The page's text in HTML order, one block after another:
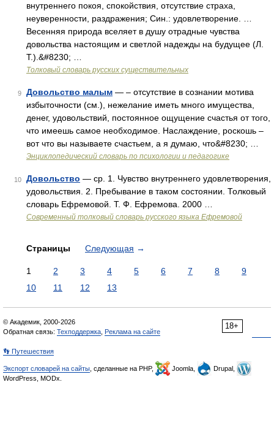
внутреннего покоя, спокойствия, отсутствие страха,
неуверенности, раздражения; Син.: удовлетворение. …
Весенняя природа вселяет в душу отрадные чувства
довольства настоящим и светлой надежды на будущее (Л.
Т.).&#8230; …
Толковый словарь русских существительных
9 Довольство малым — – отсутствие в сознании мотива
избыточности (см.), нежелание иметь много имущества,
денег, удовольствий, постоянное ощущение счастья от того,
что имеешь самое необходимое. Наслаждение, роскошь –
вот что вы называете счастьем, а я думаю, что&#8230; …
Энциклопедический словарь по психологии и педагогике
10 Довольство — ср. 1. Чувство внутреннего удовлетворения,
удовольствия. 2. Пребывание в таком состоянии. Толковый
словарь Ефремовой. Т. Ф. Ефремова. 2000 …
Современный толковый словарь русского языка Ефремовой
Страницы Следующая →
1 2 3 4 5 6 7 8
9
10
11 12 13
18+
© Академик, 2000-2026
Обратная связь: Техподдержка Реклама на сайте
👣 Путешествия
Экспорт словарей на сайты , сделанные на PHP, Joomla,
Drupal,
WordPress, MODx.